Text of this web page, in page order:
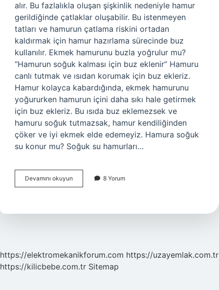
alır. Bu fazlalıkla oluşan şişkinlik nedeniyle hamur
gerildiğinde çatlaklar oluşabilir. Bu istenmeyen
tatları ve hamurun çatlama riskini ortadan
kaldırmak için hamur hazırlama sürecinde buz
kullanılır. Ekmek hamurunu buzla yoğrulur mu?
“Hamurun soğuk kalması için buz eklenir” Hamuru
canlı tutmak ve ısıdan korumak için buz ekleriz.
Hamur kolayca kabardığında, ekmek hamurunu
yoğururken hamurun içini daha sıkı hale getirmek
için buz ekleriz. Bu ısıda buz eklemezsek ve
hamuru soğuk tutmazsak, hamur kendiliğinden
çöker ve iyi ekmek elde edemeyiz. Hamura soğuk
su konur mu? Soğuk su hamurları…
Devamını okuyun Hamurun
Içine
Konur
8 Yorum
https://elektromekanikforum.com https://uzayemlak.com.tr
https://kilicbebe.com.tr Sitemap